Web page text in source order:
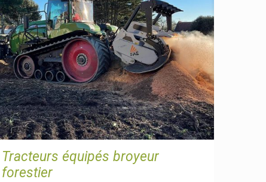
Tracteurs équipés broyeur
forestier